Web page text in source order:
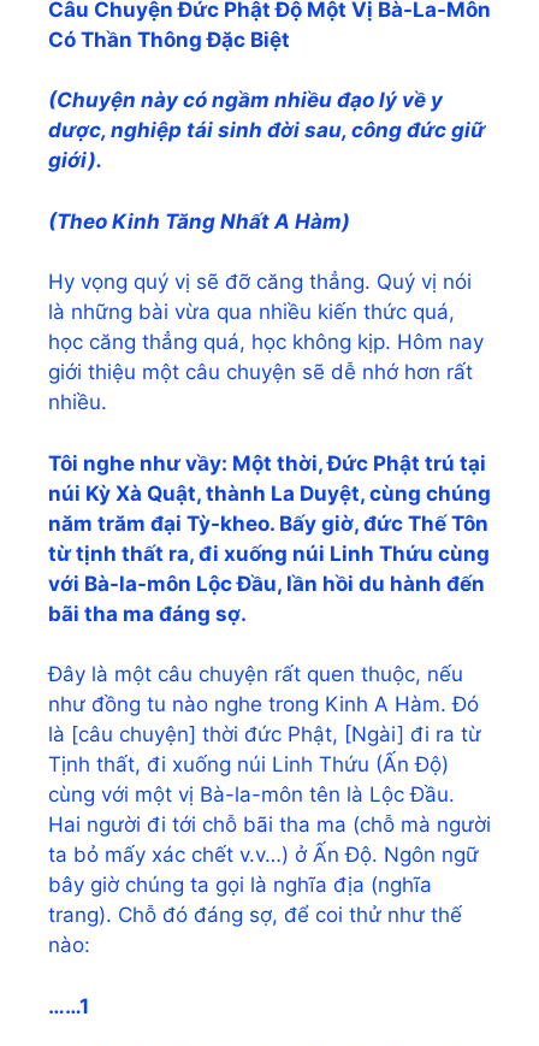
Câu Chuyện Đức Phật Độ Một Vị Bà-La-Môn
Có Thần Thông Đặc Biệt
(Chuyện này có ngầm nhiều đạo lý về y
dược, nghiệp tái sinh đời sau, công đức giữ
giới).
(Theo Kinh Tăng Nhất A Hàm)
Hy vọng quý vị sẽ đỡ căng thẳng. Quý vị nói
là những bài vừa qua nhiều kiến thức quá,
học căng thẳng quá, học không kịp. Hôm nay
giới thiệu một câu chuyện sẽ dễ nhớ hơn rất
nhiều.
Tôi nghe như vầy: Một thời, Đức Phật trú tại
núi Kỳ Xà Quật, thành La Duyệt, cùng chúng
năm trăm đại Tỳ-kheo. Bấy giờ, đức Thế Tôn
từ tịnh thất ra, đi xuống núi Linh Thứu cùng
với Bà-la-môn Lộc Đầu, lần hồi du hành đến
bãi tha ma đáng sợ.
Đây là một câu chuyện rất quen thuộc, nếu
như đồng tu nào nghe trong Kinh A Hàm. Đó
là [câu chuyện] thời đức Phật, [Ngài] đi ra từ
Tịnh thất, đi xuống núi Linh Thứu (Ấn Độ)
cùng với một vị Bà-la-môn tên là Lộc Đầu.
Hai người đi tới chỗ bãi tha ma (chỗ mà người
ta bỏ mấy xác chết v.v…) ở Ấn Độ. Ngôn ngữ
bây giờ chúng ta gọi là nghĩa địa (nghĩa
trang). Chỗ đó đáng sợ, để coi thử như thế
nào:
……1